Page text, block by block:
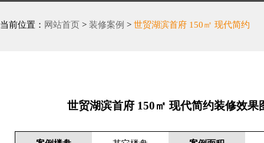
当前位置： 网站首页 > 装修案例 > 世贸湖滨首府 150㎡ 现代简约
世贸湖滨首府 150㎡ 现代简约装修效果